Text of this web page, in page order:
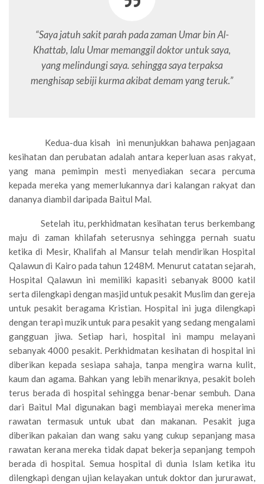
“Saya jatuh sakit parah pada zaman Umar bin Al-
Khattab, lalu Umar memanggil doktor untuk saya,
yang melindungi saya. sehingga saya terpaksa
menghisap sebiji kurma akibat demam yang teruk.”
Kedua-dua kisah ini menunjukkan bahawa penjagaan
kesihatan dan perubatan adalah antara keperluan asas rakyat,
yang mana pemimpin mesti menyediakan secara percuma
kepada mereka yang memerlukannya dari kalangan rakyat dan
dananya diambil daripada Baitul Mal.
Setelah itu, perkhidmatan kesihatan terus berkembang
maju di zaman khilafah seterusnya sehingga pernah suatu
ketika di Mesir, Khalifah al Mansur telah mendirikan Hospital
Qalawun di Kairo pada tahun 1248M. Menurut catatan sejarah,
Hospital Qalawun ini memiliki kapasiti sebanyak 8000 katil
serta dilengkapi dengan masjid untuk pesakit Muslim dan gereja
untuk pesakit beragama Kristian. Hospital ini juga dilengkapi
dengan terapi muzik untuk para pesakit yang sedang mengalami
gangguan jiwa. Setiap hari, hospital ini mampu melayani
sebanyak 4000 pesakit. Perkhidmatan kesihatan di hospital ini
diberikan kepada sesiapa sahaja, tanpa mengira warna kulit,
kaum dan agama. Bahkan yang lebih menariknya, pesakit boleh
terus berada di hospital sehingga benar-benar sembuh. Dana
dari Baitul Mal digunakan bagi membiayai mereka menerima
rawatan termasuk untuk ubat dan makanan. Pesakit juga
diberikan pakaian dan wang saku yang cukup sepanjang masa
rawatan kerana mereka tidak dapat bekerja sepanjang tempoh
berada di hospital. Semua hospital di dunia Islam ketika itu
dilengkapi dengan ujian kelayakan untuk doktor dan jururawat,